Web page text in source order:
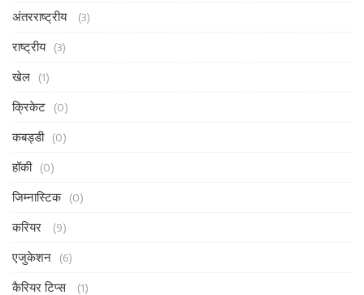
अंतरराष्ट्रीय (3)
राष्ट्रीय (3)
खेल (1)
क्रिकेट (0)
कबड्डी (0)
हॉकी (0)
जिम्नास्टिक (0)
करियर (9)
एजुकेशन (6)
कैरियर टिप्स (1)